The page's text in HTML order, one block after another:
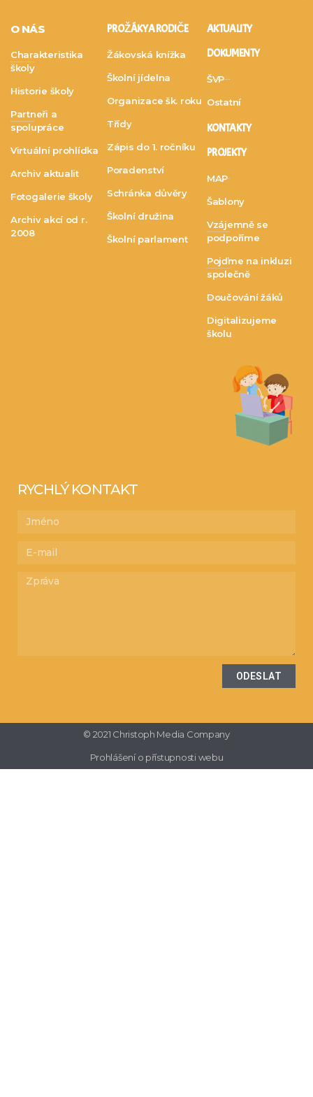
O NÁS
Charakteristika
školy
Historie školy
Partneři a
spolupráce
Virtuální prohlídka
Archiv aktualit
Fotogalerie školy
Archiv akcí od r.
2008
PRO ŽÁKY A RODIČE
Žákovská knížka
Školní jídelna
Organizace šk. roku
Třídy
Zápis do 1. ročníku
Poradenství
Schránka důvěry
Školní družina
Školní parlament
AKTUALITY
DOKUMENTY
ŠVP
Ostatní
KONTAKTY
PROJEKTY
MAP
Šablony
Vzájemně se
podpoříme
Pojďme na inkluzi
společně
Doučování žáků
Digitalizujeme
školu
RYCHLÝ KONTAKT
ODESLAT
© 2021 Christoph Media Company
Prohlášení o přístupnosti webu